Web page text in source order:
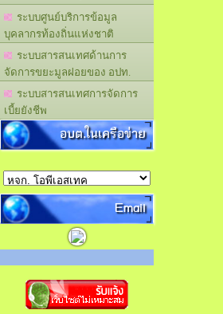
ระบบศูนย์บริการข้อมูล
บุคลากรท้องถิ่นแห่งชาติ
ระบบสารสนเทศด้านการ
จัดการขยะมูลฝอยของ อปท.
ระบบสารสนเทศการจัดการ
เบี้ยยังชีพ
อบต.ในเครือข่าย
Email